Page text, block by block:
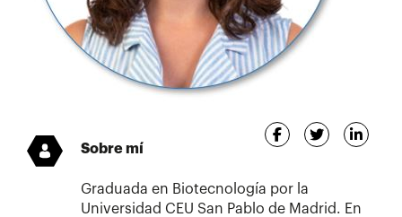
Sobre mí
Graduada en Biotecnología por la
Universidad CEU San Pablo de Madrid. En